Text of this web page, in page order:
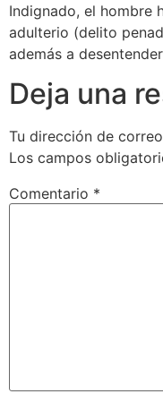
Indignado, el hombre
adulterio (delito
además a
Deja una
Tu dirección de
Los campos
Comentario *